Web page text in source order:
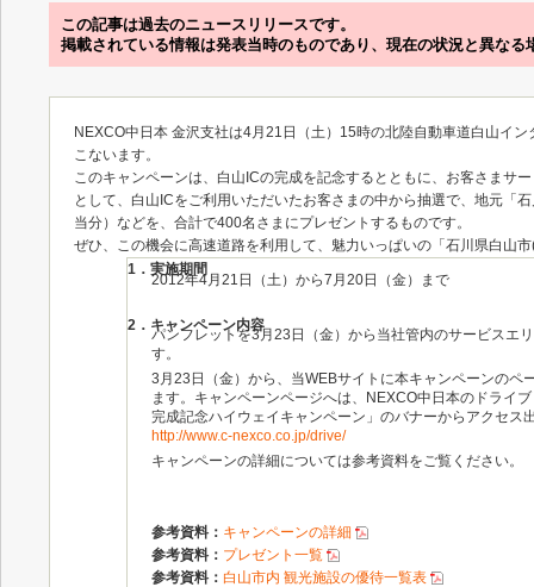
この記事は過去のニュースリリースです。
掲載されている情報は発表当時のものであり、現在の状況と異なる
NEXCO中日本 金沢支社は4月21日（土）15時の北陸自動車道白山イ
こないます。
このキャンペーンは、白山ICの完成を記念するとともに、お客さまサ
として、白山ICをご利用いただいたお客さまの中から抽選で、地元「
当分）などを、合計で400名さまにプレゼントするものです。
ぜひ、この機会に高速道路を利用して、魅力いっぱいの「石川県白山
1．実施期間
2012年4月21日（土）から7月20日（金）まで
2．キャンペーン内容
パンフレットを3月23日（金）から当社管内のサービスエ
す。
3月23日（金）から、当WEBサイトに本キャンペーンのペ
ます。キャンペーンページへは、NEXCO中日本のドライ
完成記念ハイウェイキャンペーン」のバナーからアクセス
http://www.c-nexco.co.jp/drive/
キャンペーンの詳細については参考資料をご覧ください。
参考資料： キャンペーンの詳細
参考資料： プレゼント一覧
参考資料： 白山市内 観光施設の優待一覧表